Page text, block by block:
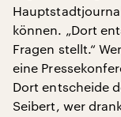
können. „Dort
Fragen stellt.“
eine
Dort entscheide
Seibert, wer